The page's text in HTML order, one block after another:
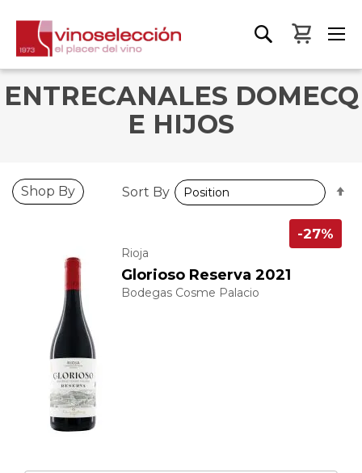
My
ENTRECANALES DOMECQ
E HIJOS
Rioja
Glorioso Reserva 2021
Bodegas Cosme Palacio
-27%
Shop By Sort By